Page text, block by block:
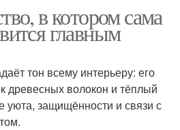
в котором сама
главным
тон всему интерьеру: его
древесных волокон и тёплый
уюта, защищённости и связи с